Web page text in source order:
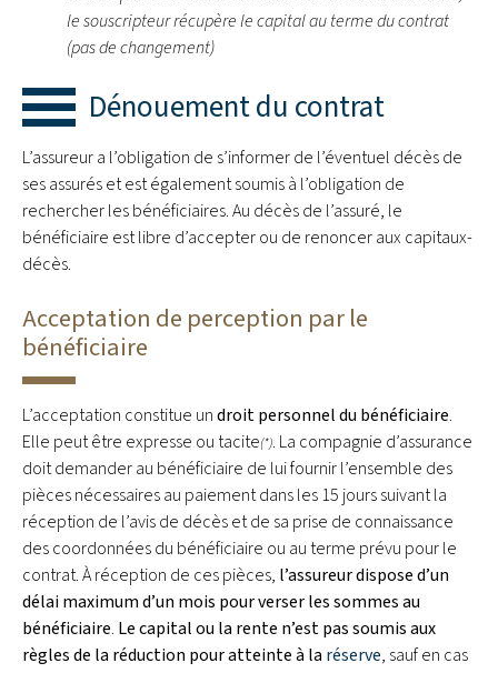
le souscripteur récupère le capital au terme du contrat
(pas de changement)
Dénouement du contrat
L’assureur a l’obligation de s’informer de l’éventuel décès de
ses assurés et est également soumis à l’obligation de
rechercher les bénéficiaires. Au décès de l’assuré, le
bénéficiaire est libre d’accepter ou de renoncer aux capitaux-
décès.
Acceptation de perception par le
bénéficiaire
L’acceptation constitue undroit personnel du bénéficiaire.
Elle peut être expresse ou tacite(*). La compagnie d’assurance
doit demander au bénéficiaire de lui fournir l’ensemble des
pièces nécessaires au paiement dans les 15 jours suivant la
réception de l’avis de décès et de sa prise de connaissance
des coordonnées du bénéficiaire ou au terme prévu pour le
contrat. À réception de ces pièces, l’assureur dispose d’un
délai maximum d’un mois pour verser les sommes au
bénéficiaire. Le capital ou la rente n’est pas soumis aux
règles de la réduction pour atteinte à la réserve, sauf en cas